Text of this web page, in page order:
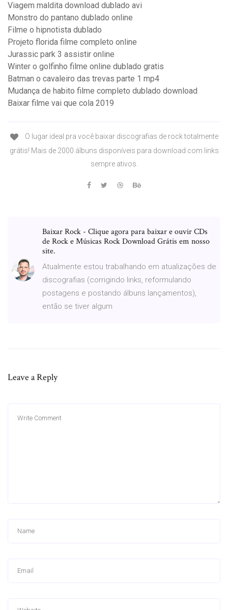
Viagem maldita download dublado avi
Monstro do pantano dublado online
Filme o hipnotista dublado
Projeto florida filme completo online
Jurassic park 3 assistir online
Winter o golfinho filme online dublado gratis
Batman o cavaleiro das trevas parte 1 mp4
Mudança de habito filme completo dublado download
Baixar filme vai que cola 2019
O lugar ideal pra você baixar discografias de rock totalmente
grátis! Mais de 2000 álbuns disponíveis para download com links
sempre ativos.
Baixar Rock - Clique agora para baixar e ouvir CDs
de Rock e Músicas Rock Download Grátis em nosso
site.
Atualmente estou trabalhando em atualizações de
discografias (corrigindo links, reformulando
postagens e postando álbuns lançamentos),
então se tiver algum
Leave a Reply